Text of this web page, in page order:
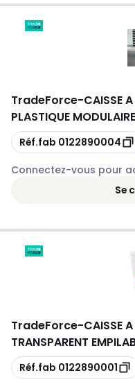
TradeForce-CAISSE
PLASTIQUE
Copie
Réf.fab 0122890004
Connectez-vous pour
Se
TradeForce-CAISSE
TRANSPARENT
Copie
Réf.fab 0122890001